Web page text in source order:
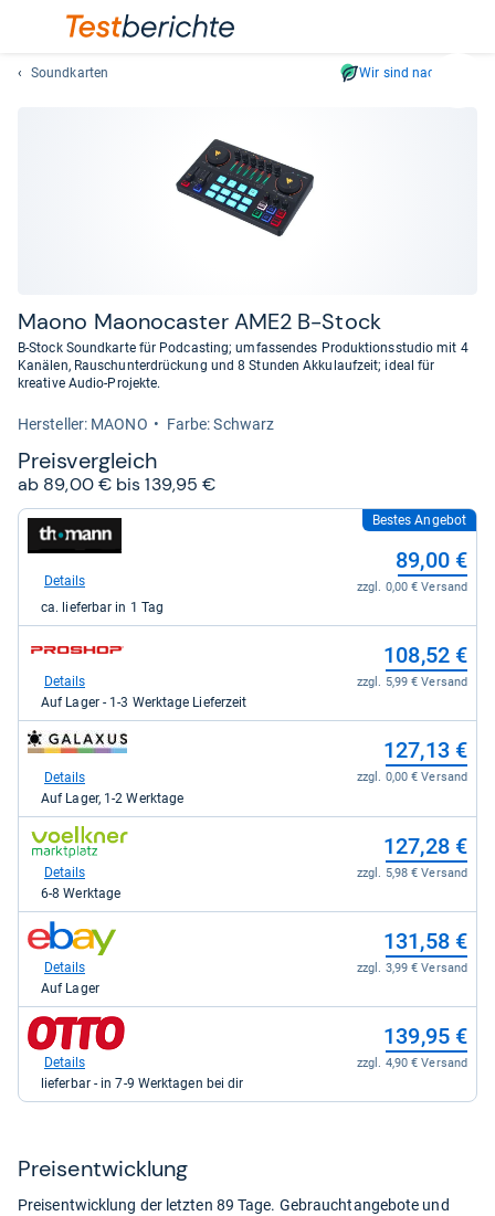
und
lassen
Soundkarten Wir sind nachhaltig
Maono Mao­no­cas­ter AME2 B-​Stock
B-Stock Soundkarte für Podcasting; umfassendes Produktionsstudio mit 4
Kanälen, Rauschunterdrückung und 8 Stunden Akkulaufzeit; ideal für
kreative Audio-Projekte.
Her­stel­ler: MAONO Farbe: Schwarz
Preis­ver­gleich
ab 89,00 € bis 139,95 €
zum
Shop:
Thomann
89,00
Bestes Angebot
89,00 €
zzgl. 0,00 € Versand
Details
ca. lieferbar in 1 Tag
zum
Proshop.de
108,52
kaufen.
108,52 €
zzgl. 5,99 € Versand
Details
Auf Lager - 1-3 Werktage Lieferzeit
zum
Shop:
galaxus
kaufen.
127,13 €
zzgl. 0,00 € Versand
Details
Auf Lager, 1-2 Werktage
zum
Shop:
voelkner
127,28
127,28 €
zzgl. 5,98 € Versand
Details
6-8 Werktage
zum
Shop:
eBay
131,58
kaufen.
131,58 €
zzgl. 3,99 € Versand
Details
Auf Lager
zum
Shop:
Otto.de
139,95 €
zzgl. 4,90 € Versand
Details
lieferbar - in 7-9 Werktagen bei dir
Preis­ent­wick­lung
Preisentwicklung der letzten 89 Tage. Gebrauchtangebote und